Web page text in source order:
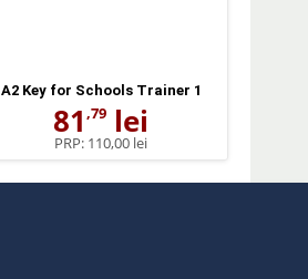
A2 Key for Schools Trainer 1
81 ,79 lei
PRP: 110,00 lei